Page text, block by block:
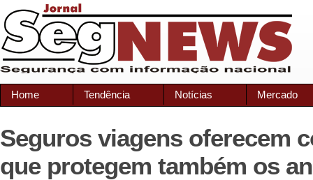
Home Tendência Notícias Mercado
Seguros viagens oferecem
que protegem também os